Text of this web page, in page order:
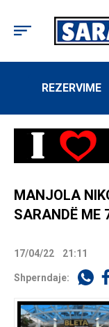
REZERVIME
MANJOLA
SARANDË ME
17/04/22 21:11
Shperndaje: